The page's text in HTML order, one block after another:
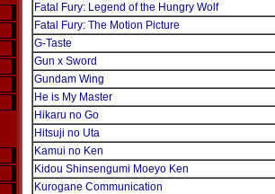
Fatal Fury: Legend of the Hungry Wolf
Fatal Fury: The Motion Picture
G-Taste
Gun x Sword
Gundam Wing
He is My Master
Hikaru no Go
Hitsuji no Uta
Kamui no Ken
Kidou Shinsengumi Moeyo Ken
Kurogane Communication